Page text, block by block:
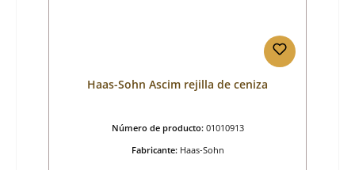
Haas-Sohn Ascim rejilla de ceniza
Número de producto: 01010913
Fabricante: Haas-Sohn